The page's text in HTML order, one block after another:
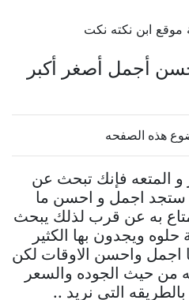
ابن نكته نكت
أجمل أصغر أكبر
هذه الصفحه
المتعه فإنك تبحث عن
اجمل و احسن ما
به عن قرب لذلك يبحث
ويجدون بها الكثير
واحسن الاوقات لكن
من حيث الجوده والسعر
التى نريد ..